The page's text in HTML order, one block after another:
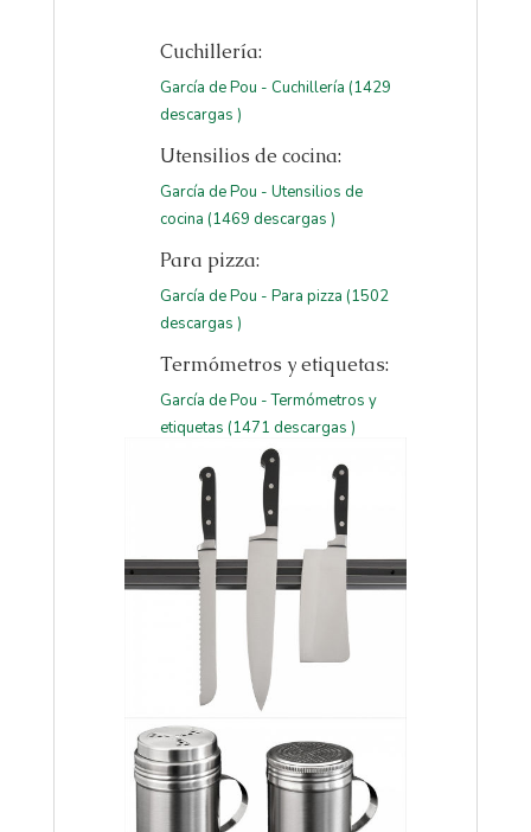
Cuchillería:
García de Pou - Cuchillería (1429
descargas )
Utensilios de cocina:
García de Pou - Utensilios de
cocina (1469 descargas )
Para pizza:
García de Pou - Para pizza (1502
descargas )
Termómetros y etiquetas:
García de Pou - Termómetros y
etiquetas (1471 descargas )